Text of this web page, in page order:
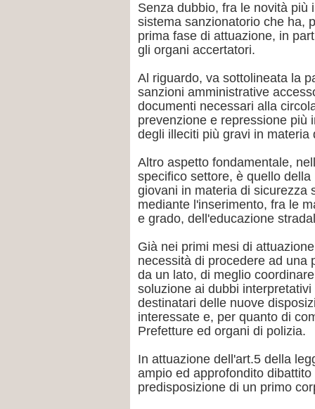
Senza dubbio, fra le novità più
sistema sanzionatorio che ha,
prima fase di attuazione, in
gli organi accertatori.
Al riguardo, va sottolineata la
sanzioni amministrative
documenti necessari alla
prevenzione e repressione più
degli illeciti più gravi in materia
Altro aspetto fondamentale,
specifico settore, è quello
giovani in materia di sicurezza
mediante l'inserimento, fra le
e grado, dell'educazione
Già nei primi mesi di
necessità di procedere ad una
da un lato, di meglio
soluzione ai dubbi
destinatari delle nuove
interessate e, per quanto di
Prefetture ed organi di polizia.
In attuazione dell'art.5 della
ampio ed approfondito
predisposizione di un primo